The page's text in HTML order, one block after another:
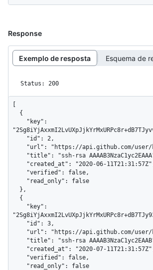
Response
Exemplo de resposta Esquema de
Status: 200